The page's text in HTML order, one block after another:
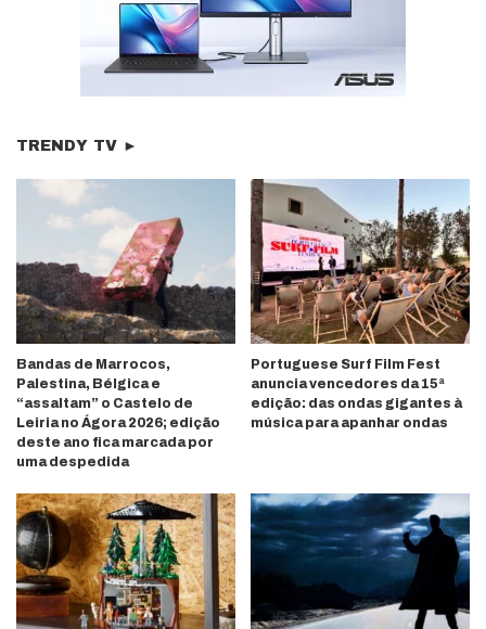
TRENDY TV ►
Bandas de Marrocos,
Palestina, Bélgica e
“assaltam” o Castelo de
Leiria no Ágora 2026; edição
deste ano fica marcada por
uma despedida
Portuguese Surf Film Fest
anuncia vencedores da 15ª
edição: das ondas gigantes à
música para apanhar ondas